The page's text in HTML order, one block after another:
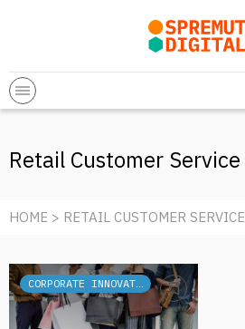
Retail Customer Service
HOME > RETAIL CUSTOMER SERVICE
CORPORATE INNOVATION